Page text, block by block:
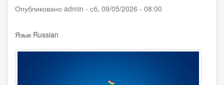
Опубликовано admin - сб, 09/05/2026 - 08:00
Язык Russian